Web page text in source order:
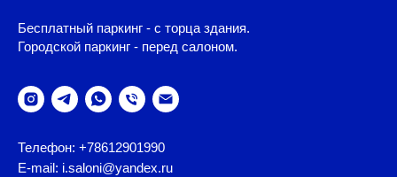
Бесплатный паркинг - с торца здания.
Городской паркинг - перед салоном.
Телефон: +78612901990
E-mail: i.saloni@yandex.ru